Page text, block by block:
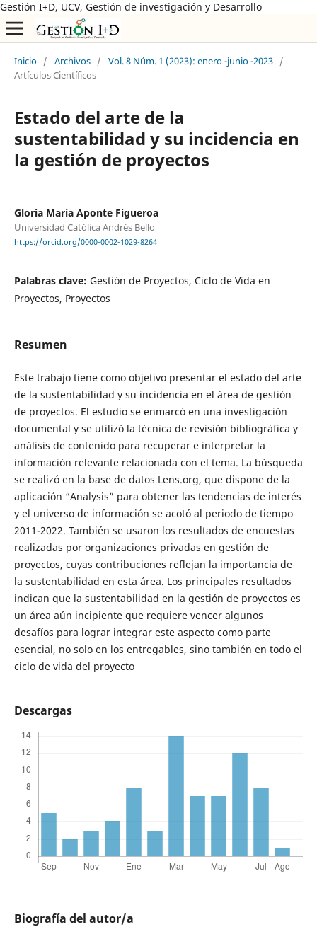
Gestión I+D, UCV, Gestión de investigación y Desarrollo
Inicio / Archivos / Vol. 8 Núm. 1 (2023): enero -junio -2023 /
Artículos Científicos
Estado del arte de la
sustentabilidad y su incidencia en
la gestión de proyectos
Gloria María Aponte Figueroa
Universidad Católica Andrés Bello
https://orcid.org/0000-0002-1029-8264
Palabras clave: Gestión de Proyectos, Ciclo de Vida en
Proyectos, Proyectos
Resumen
Este trabajo tiene como objetivo presentar el estado del arte
de la sustentabilidad y su incidencia en el área de gestión
de proyectos. El estudio se enmarcó en una investigación
documental y se utilizó la técnica de revisión bibliográfica y
análisis de contenido para recuperar e interpretar la
información relevante relacionada con el tema. La búsqueda
se realizó en la base de datos Lens.org, que dispone de la
aplicación “Analysis” para obtener las tendencias de interés
y el universo de información se acotó al periodo de tiempo
2011-2022. También se usaron los resultados de encuestas
realizadas por organizaciones privadas en gestión de
proyectos, cuyas contribuciones reflejan la importancia de
la sustentabilidad en esta área. Los principales resultados
indican que la sustentabilidad en la gestión de proyectos es
un área aún incipiente que requiere vencer algunos
desafíos para lograr integrar este aspecto como parte
esencial, no solo en los entregables, sino también en todo el
ciclo de vida del proyecto
Descargas
Biografía del autor/a